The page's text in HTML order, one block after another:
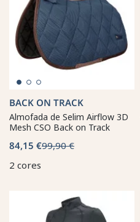
BACK ON TRACK
Almofada de Selim Airflow 3D
Mesh CSO Back on Track
84,15 €99,90 €
2 cores